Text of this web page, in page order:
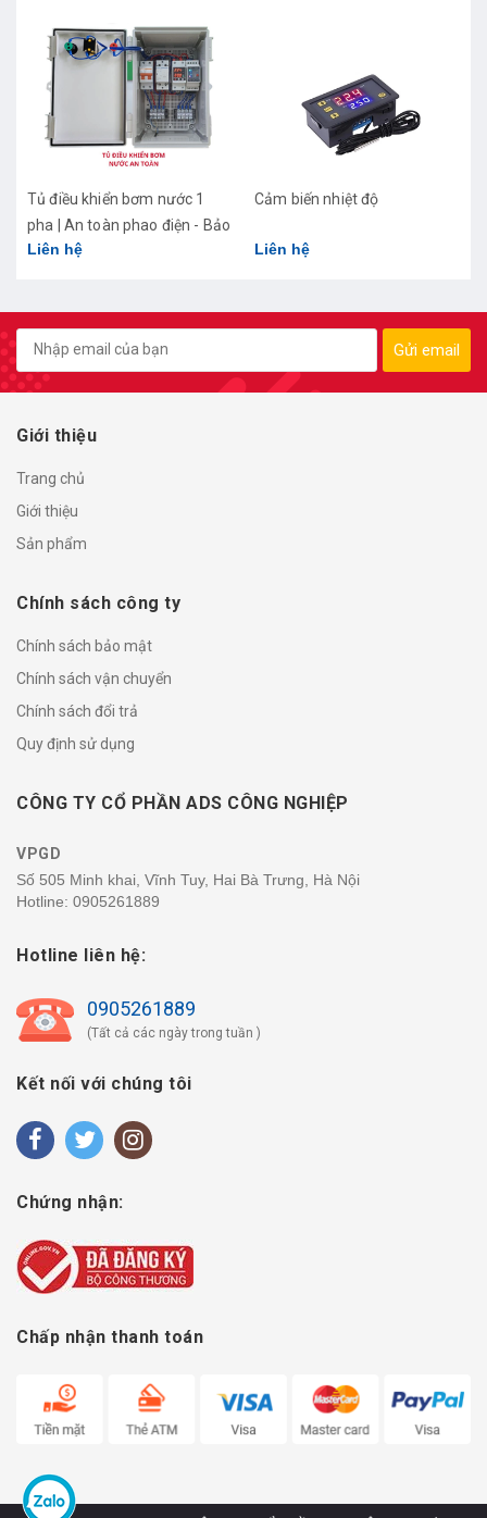
Tủ điều khiển bơm nước 1
pha | An toàn phao điện - Bảo
vệ máy bơm
Liên hệ
Cảm biến nhiệt độ
Liên hệ
Gửi email
Giới thiệu
Trang chủ
Giới thiệu
Sản phẩm
Chính sách công ty
Chính sách bảo mật
Chính sách vận chuyển
Chính sách đổi trả
Quy định sử dụng
CÔNG TY CỔ PHẦN ADS CÔNG NGHIỆP
VPGD
Số 505 Minh khai, Vĩnh Tuy, Hai Bà Trưng, Hà Nội
Hotline: 0905261889
Hotline liên hệ:
0905261889
(Tất cả các ngày trong tuần )
Kết nối với chúng tôi
Chứng nhận:
Chấp nhận thanh toán